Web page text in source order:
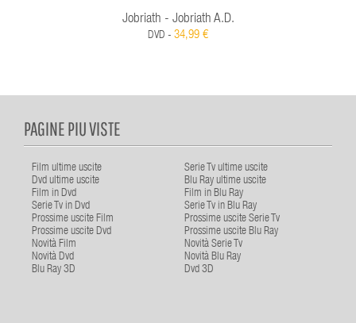
Jobriath - Jobriath A.d.
DVD - 34,99 €
PAGINE PIU VISTE
Film ultime uscite
Serie Tv ultime uscite
Dvd ultime uscite
Blu Ray ultime uscite
Film in Dvd
Film in Blu Ray
Serie Tv in Dvd
Serie Tv in Blu Ray
Prossime uscite Film
Prossime uscite Serie Tv
Prossime uscite Dvd
Prossime uscite Blu Ray
Novità Film
Novità Serie Tv
Novità Dvd
Novità Blu Ray
Blu Ray 3D
Dvd 3D